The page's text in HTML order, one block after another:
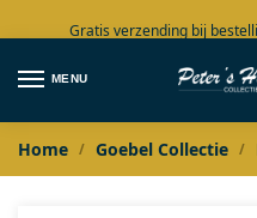
Gratis verzending bij
Grote
MENU
Home / Goebel Collectie /